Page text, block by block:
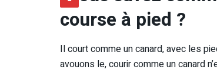
course à pied ?
Il court comme un canard, avec les
avouons le, courir comme un canard